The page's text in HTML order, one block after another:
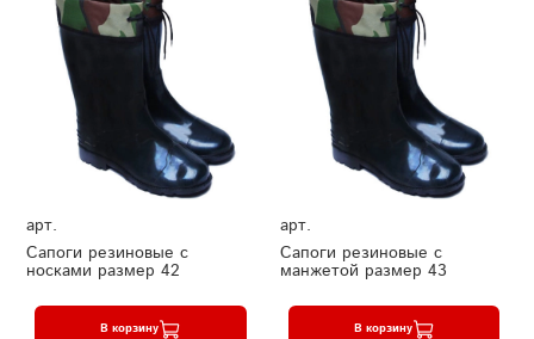
арт.
Сапоги резиновые с
носками размер 42
В корзину
арт.
Сапоги резиновые с
манжетой размер 43
В корзину